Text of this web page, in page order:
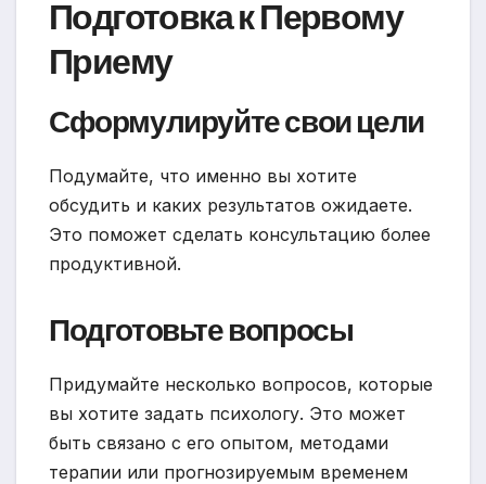
Подготовка к Первому
Приему
Сформулируйте свои цели
Подумайте, что именно вы хотите
обсудить и каких результатов ожидаете.
Это поможет сделать консультацию более
продуктивной.
Подготовьте вопросы
Придумайте несколько вопросов, которые
вы хотите задать психологу. Это может
быть связано с его опытом, методами
терапии или прогнозируемым временем